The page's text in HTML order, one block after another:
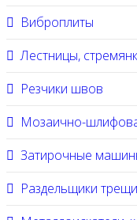
Виброплиты
Лестницы,
Резчики швов
Мозаично-
Затирочные
Раздельщики